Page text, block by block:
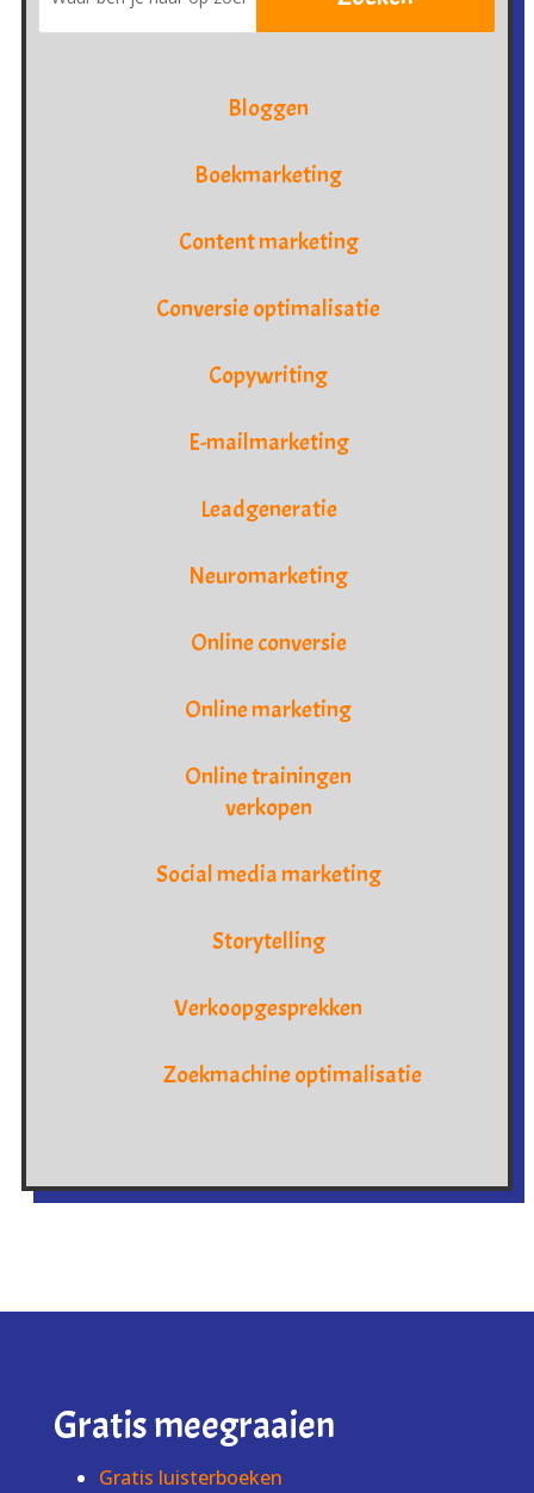
Bloggen
Boekmarketing
Content marketing
Conversie optimalisatie
Copywriting
E-mailmarketing
Leadgeneratie
Neuromarketing
Online conversie
Online marketing
Online trainingen
verkopen
Social media marketing
Storytelling
Verkoopgesprekken
Zoekmachine optimalisatie
Gratis meegraaien
Gratis luisterboeken